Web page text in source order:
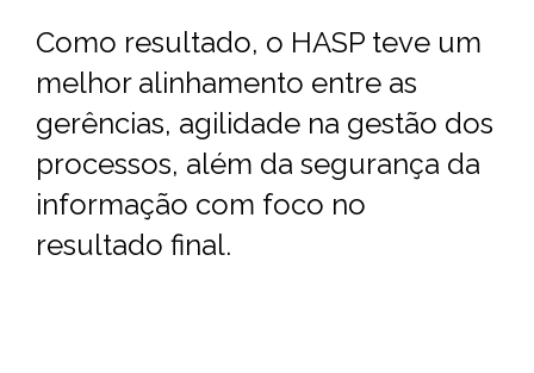
Como resultado, o HASP teve um
melhor alinhamento entre as
gerências, agilidade na gestão dos
processos, além da segurança da
informação com foco no
resultado final.